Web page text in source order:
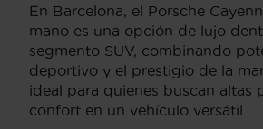
En Barcelona, el Porsche
mano es una opción de lujo
segmento SUV, combinando
deportivo y el prestigio de la
ideal para quienes buscan altas
confort en un vehículo versátil.